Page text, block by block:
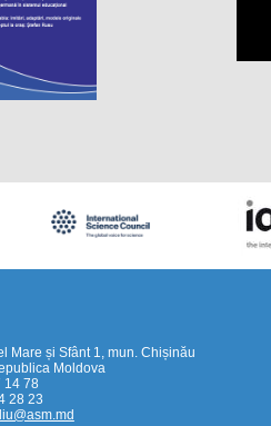
Mare și Sfânt 1, mun. Chișinău
Moldova
14 78
28 23